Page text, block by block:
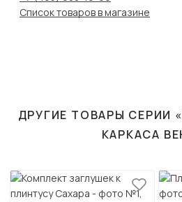
Список товаров в магазине
ДРУГИЕ ТОВАРЫ СЕРИИ
КАРКАСА